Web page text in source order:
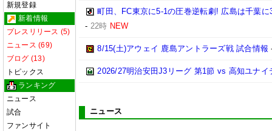
新規登録
新着情報
プレスリリース (5)
ニュース (69)
ブログ (13)
トピックス
ランキング
ニュース
試合
ファンサイト
町田、FC東京に5-1の圧巻逆転劇! 広島は千葉
- 22時 NEW
8/15(土)アウェイ 鹿島アントラーズ戦 試合情報
2026/27明治安田J3リーグ 第1節 vs 高知ユナイ
ニュース